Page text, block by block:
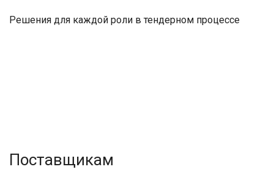
Решения для каждой роли в тендерном процессе
Поставщикам